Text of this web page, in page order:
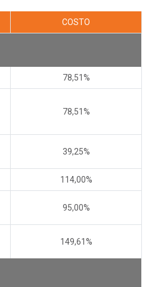
COSTO
78,51%
78,51%
39,25%
114,00%
95,00%
149,61%